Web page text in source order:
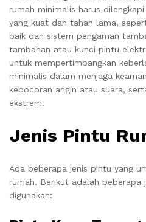
rumah minimalis harus
yang kuat dan tahan lama,
baik dan sistem pengaman
tambahan atau kunci pintu
untuk mempertimbangkan
minimalis dalam menjaga
kebocoran angin atau suara,
ekstrem.
Jenis Pintu
Ada beberapa jenis pintu yang
rumah. Berikut adalah beberapa
digunakan: